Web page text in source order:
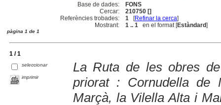
Base de dades:
FONS
Cercar:
210750 []
Referències trobades:
1 [Refinar la cerca]
Mostrant:
1 .. 1 en el format [Estàndard]
pàgina 1 de 1
1 / 1
seleccionar
imprimir
La Ruta de les obres
priorat : Cornudella de
Marçà, la Vilella Alta i